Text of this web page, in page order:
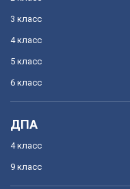
3 класс
4 класс
5 класс
6 класс
ДПА
4 класс
9 класс